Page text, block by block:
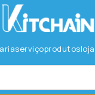
serviçoprodutosloja